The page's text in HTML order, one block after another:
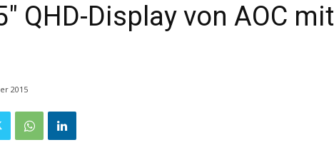
QHD-Display von AOC mit
2015